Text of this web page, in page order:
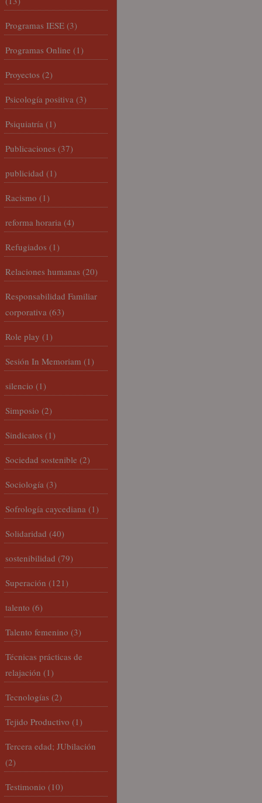
Programas IESE (3)
Programas Online (1)
Proyectos (2)
Psicología positiva (3)
Psiquiatría (1)
Publicaciones (37)
publicidad (1)
Racismo (1)
reforma horaria (4)
Refugiados (1)
Relaciones humanas (20)
Responsabilidad Familiar
corporativa (63)
Role play (1)
Sesión In Memoriam (1)
silencio (1)
Simposio (2)
Sindicatos (1)
Sociedad sostenible (2)
Sociología (3)
Sofrología caycediana (1)
Solidaridad (40)
sostenibilidad (79)
Superación (121)
talento (6)
Talento femenino (3)
Técnicas prácticas de
relajación (1)
Tecnologías (2)
Tejido Productivo (1)
Tercera edad; JUbilación
(2)
Testimonio (10)